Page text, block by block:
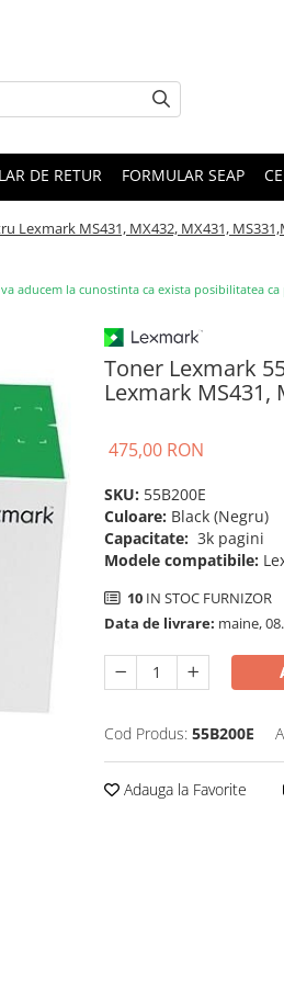
DE RETUR FORMULAR SEAP
Lexmark MS431, MX432, MX431,
aducem la cunostinta ca exista posibilitatea
Toner Lexmark
Lexmark MS431,
475,00 RON
SKU: 55B200E
Culoare: Black (Negru)
Capacitate: 3k pagini
Modele compatibile:
10 IN STOC FURNIZOR
Data de livrare: maine,
Cod Produs: 55B200E
Adauga la Favorite